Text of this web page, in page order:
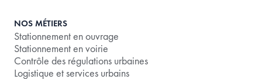
NOS MÉTIERS
Stationnement en ouvrage
Stationnement en voirie
Contrôle des régulations urbaines
Logistique et services urbains